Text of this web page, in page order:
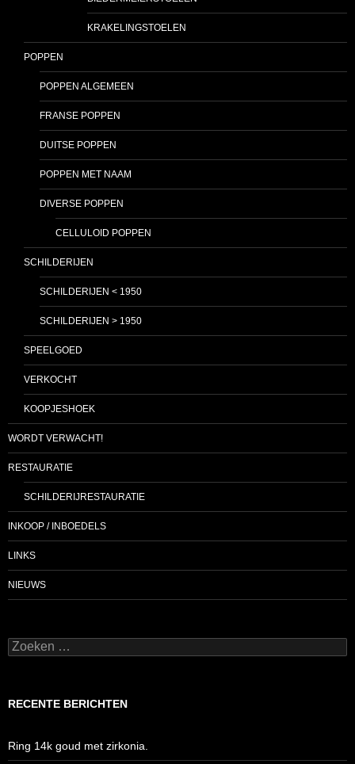
KRAKELINGSTOELEN
POPPEN
POPPEN ALGEMEEN
FRANSE POPPEN
DUITSE POPPEN
POPPEN MET NAAM
DIVERSE POPPEN
CELLULOID POPPEN
SCHILDERIJEN
SCHILDERIJEN < 1950
SCHILDERIJEN > 1950
SPEELGOED
VERKOCHT
KOOPJESHOEK
WORDT VERWACHT!
RESTAURATIE
SCHILDERIJRESTAURATIE
INKOOP / INBOEDELS
LINKS
NIEUWS
Zoeken
naar:
RECENTE BERICHTEN
Ring 14k goud met zirkonia.